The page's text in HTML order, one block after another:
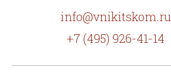
info@vnikitskom.ru
+7 (495) 926-41-14